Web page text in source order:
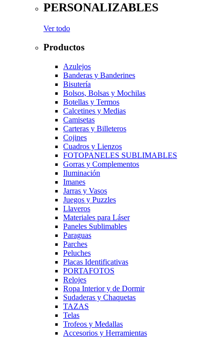
PERSONALIZABLES
Ver todo
Productos
Azulejos
Banderas y Banderines
Bisutería
Bolsos, Bolsas y Mochilas
Botellas y Termos
Calcetines y Medias
Camisetas
Carteras y Billeteros
Cojines
Cuadros y Lienzos
FOTOPANELES SUBLIMABLES
Gorras y Complementos
Iluminación
Imanes
Jarras y Vasos
Juegos y Puzzles
Llaveros
Materiales para Láser
Paneles Sublimables
Paraguas
Parches
Peluches
Placas Identificativas
PORTAFOTOS
Relojes
Ropa Interior y de Dormir
Sudaderas y Chaquetas
TAZAS
Telas
Trofeos y Medallas
Accesorios y Herramientas